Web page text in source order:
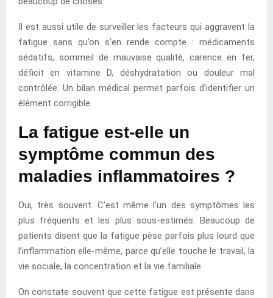
Il est aussi utile de surveiller les facteurs qui aggravent la
fatigue sans qu’on s’en rende compte : médicaments
sédatifs, sommeil de mauvaise qualité, carence en fer,
déficit en vitamine D, déshydratation ou douleur mal
contrôlée. Un bilan médical permet parfois d’identifier un
élément corrigible.
La fatigue est-elle un
symptôme commun des
maladies inflammatoires ?
Oui, très souvent. C’est même l’un des symptômes les
plus fréquents et les plus sous-estimés. Beaucoup de
patients disent que la fatigue pèse parfois plus lourd que
l’inflammation elle-même, parce qu’elle touche le travail, la
vie sociale, la concentration et la vie familiale.
On constate souvent que cette fatigue est présente dans